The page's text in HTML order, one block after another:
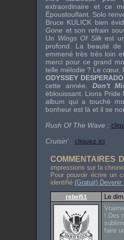
extraordinaire et ce
Époustouflant. Solo
Bruce KULICK bien
Gone et son refrain
Un Wings Of Silkest
profond. La beauté
emmené très très loin
merci pour ce grand
telle mélodie ? Le cœur,
ODYSSEY DESPERADO
cette année.
Don't
éblouissant. Lions Pride
album qui a touché
bonheur est là et il se
Rush Of The Wave :
Cruisin' : cliquez ici
COMMENTAIRES
impressions sur la
Pour pouvoir écrire un
identifié (Gratuit)
rebel51
Le
! Des
faire